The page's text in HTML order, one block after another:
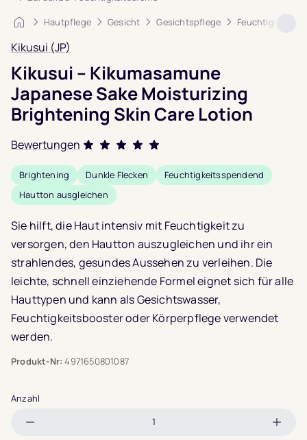
Startseite
Hautpflege Gesicht Gesichtspflege
Kikusui (JP)
Kikusui – Kikumasamune
Japanese Sake Moisturizing
Brightening Skin Care Lotion
Bewertungen
Bewertet mit
5.0von 5,
basierend auf
Brightening Dunkle Flecken
Feuchtigkeitsspendend
Hautton ausgleichen
Sie hilft, die Haut intensiv mit Feuchtigkeit zu
versorgen, den Hautton auszugleichen und ihr ein
strahlendes, gesundes Aussehen zu verleihen. Die
leichte, schnell einziehende Formel eignet sich für alle
Hauttypen und kann als Gesichtswasser,
Feuchtigkeitsbooster oder Körperpflege verwendet
werden.
Produkt-Nr: 4971650801087
Anzahl